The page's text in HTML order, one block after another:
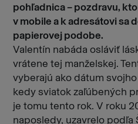
pohľadnica – pozdravu,
v mobile a k adresátovi sa
papierovej podobe.
Valentín nabáda osláviť
vrátene tej manželskej.
vyberajú ako dátum
kedy sviatok zaľúbených
je tomu tento rok. V roku
naposledy, uzavrelo